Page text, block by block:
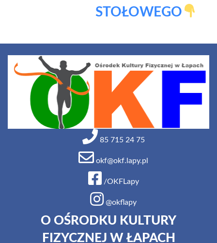
STOŁOWEGO
85 715 24 75
okf@okf.lapy.pl
/OKFLapy
@okflapy
O OŚRODKU KULTURY
FIZYCZNEJ W ŁAPACH